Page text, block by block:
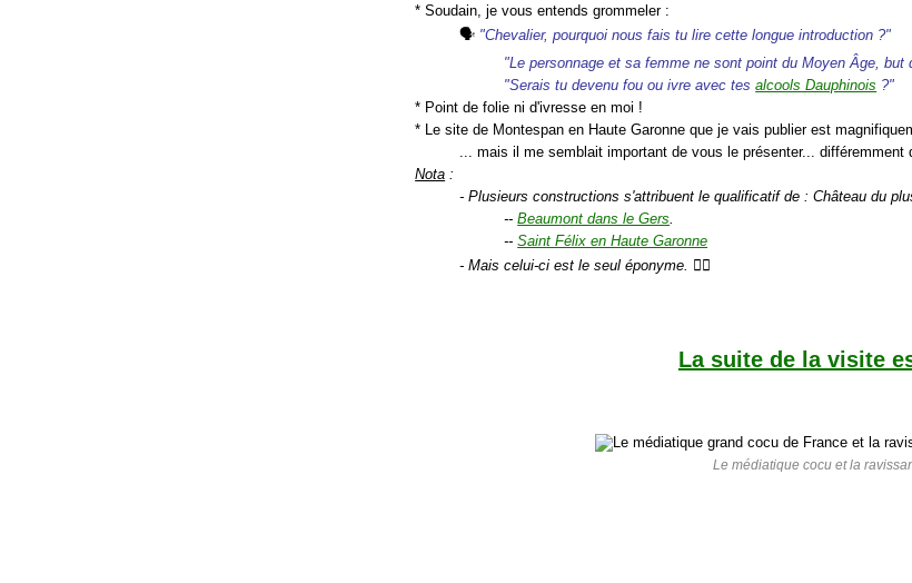
* Soudain, je vous entends grommeler :
🗣 "Chevalier, pourquoi nous fais tu lire cette longue introduction ?"
"Le personnage et sa femme ne sont point du Moyen Âge, but
"Serais tu devenu fou ou ivre avec tesalcools Dauphinois ?"
* Point de folie ni d'ivresse en moi !
* Le site de Montespan en Haute Garonne que je vais publier est
... mais il me semblait important de vous le présenter... différemment
Nota :
- Plusieurs constructions s'attribuent le qualificatif de : Château du
--Beaumont dans le Gers
--Saint Félix en Haute Garonne
- Mais celui-ci est le seul éponyme.
💁‍♂️
La suite de la visite
Le médiatique cocu et la